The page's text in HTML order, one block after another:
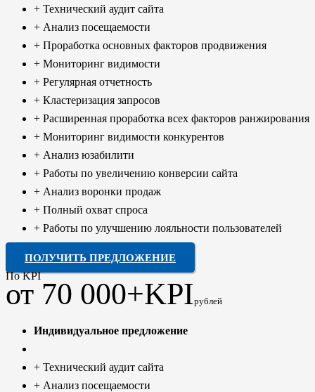
+ Технический аудит сайта
+ Анализ посещаемости
+ Проработка основных факторов продвижения
+ Мониторинг видимости
+ Регулярная отчетность
+ Кластеризация запросов
+ Расширенная проработка всех факторов ранжирования
+ Мониторинг видимости конкурентов
+ Анализ юзабилити
+ Работы по увеличению конверсии сайта
+ Анализ воронки продаж
+ Полный охват спроса
+ Работы по улучшению лояльности пользователей
ПОЛУЧИТЬ ПРЕДЛОЖЕНИЕ
По KPI
от 70 000+KPIрублей
Индивидуальное предложение
+ Технический аудит сайта
+ Анализ посещаемости